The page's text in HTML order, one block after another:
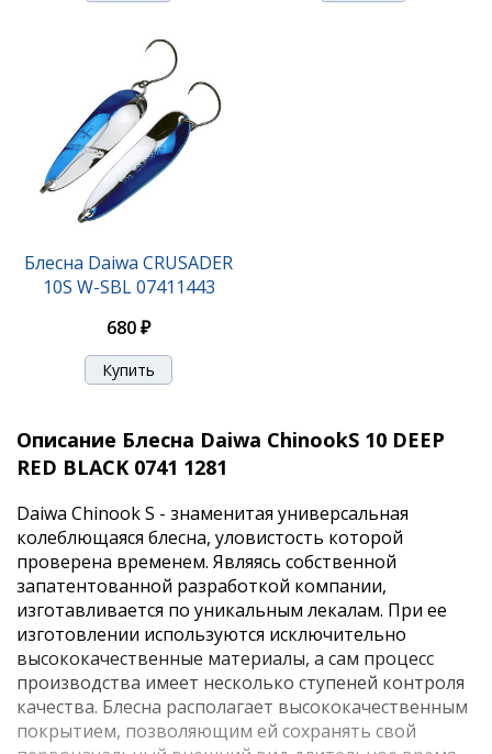
Блесна Daiwa CRUSADER
10S W-SBL 07411443
680 ₽
Описание Блесна Daiwa ChinookS 10 DEEP
RED BLACK 0741 1281
Daiwa Chinook S - знаменитая универсальная
колеблющаяся блесна, уловистость которой
проверена временем. Являясь собственной
запатентованной разработкой компании,
изготавливается по уникальным лекалам. При ее
изготовлении используются исключительно
высококачественные материалы, а сам процесс
производства имеет несколько ступеней контроля
качества. Блесна располагает высококачественным
покрытием, позволяющим ей сохранять свой